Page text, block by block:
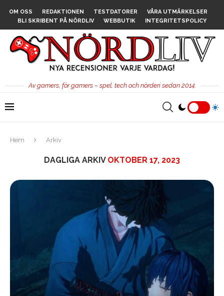
OM OSS REDAKTIONEN TESTDATORER
VÅRA UTMÄRKELSER
BLI SKRIBENT PÅ NÖRDLIV
WEBBUTIK INTEGRITETSPOLICY
Av gamers, för gamers – spel, tech och nörderi sedan 2014.
Hem Arkiv
DAGLIGA ARKIV OKTOBER 17, 2023